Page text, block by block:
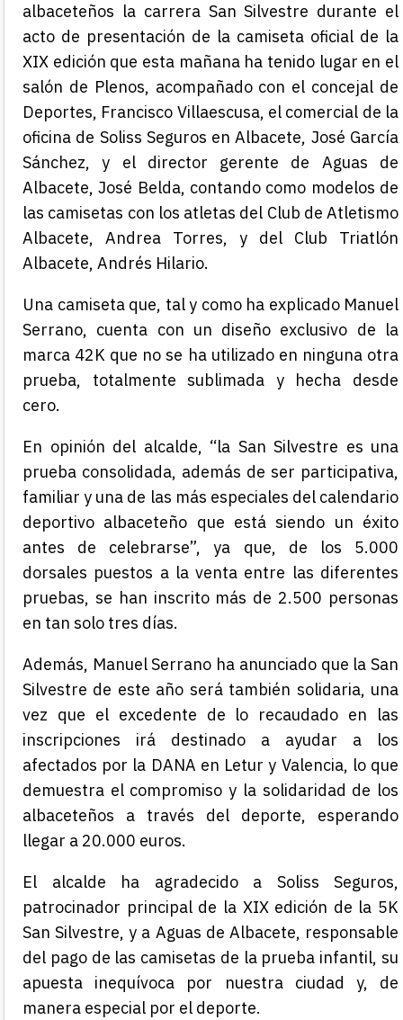
albaceteños la carrera San Silvestre durante el
acto de presentación de la camiseta oficial de la
XIX edición que esta mañana ha tenido lugar en el
salón de Plenos, acompañado con el concejal de
Deportes, Francisco Villaescusa, el comercial de la
oficina de Soliss Seguros en Albacete, José García
Sánchez, y el director gerente de Aguas de
Albacete, José Belda, contando como modelos de
las camisetas con los atletas del Club de Atletismo
Albacete, Andrea Torres, y del Club Triatlón
Albacete, Andrés Hilario.
Una camiseta que, tal y como ha explicado Manuel
Serrano, cuenta con un diseño exclusivo de la
marca 42K que no se ha utilizado en ninguna otra
prueba, totalmente sublimada y hecha desde
cero.
En opinión del alcalde, “la San Silvestre es una
prueba consolidada, además de ser participativa,
familiar y una de las más especiales del calendario
deportivo albaceteño que está siendo un éxito
antes de celebrarse”, ya que, de los 5.000
dorsales puestos a la venta entre las diferentes
pruebas, se han inscrito más de 2.500 personas
en tan solo tres días.
Además, Manuel Serrano ha anunciado que la San
Silvestre de este año será también solidaria, una
vez que el excedente de lo recaudado en las
inscripciones irá destinado a ayudar a los
afectados por la DANA en Letur y Valencia, lo que
demuestra el compromiso y la solidaridad de los
albaceteños a través del deporte, esperando
llegar a 20.000 euros.
El alcalde ha agradecido a Soliss Seguros,
patrocinador principal de la XIX edición de la 5K
San Silvestre, y a Aguas de Albacete, responsable
del pago de las camisetas de la prueba infantil, su
apuesta inequívoca por nuestra ciudad y, de
manera especial por el deporte.